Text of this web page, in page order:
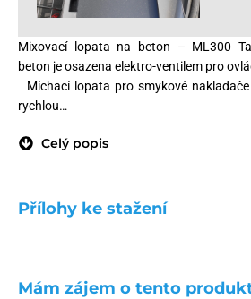
Mixovací lopata na beton – ML300
beton je osazena elektro-ventilem pro
Míchací lopata pro smykové
rychlou…
Celý popis
Přílohy ke stažení
Mám zájem o tento